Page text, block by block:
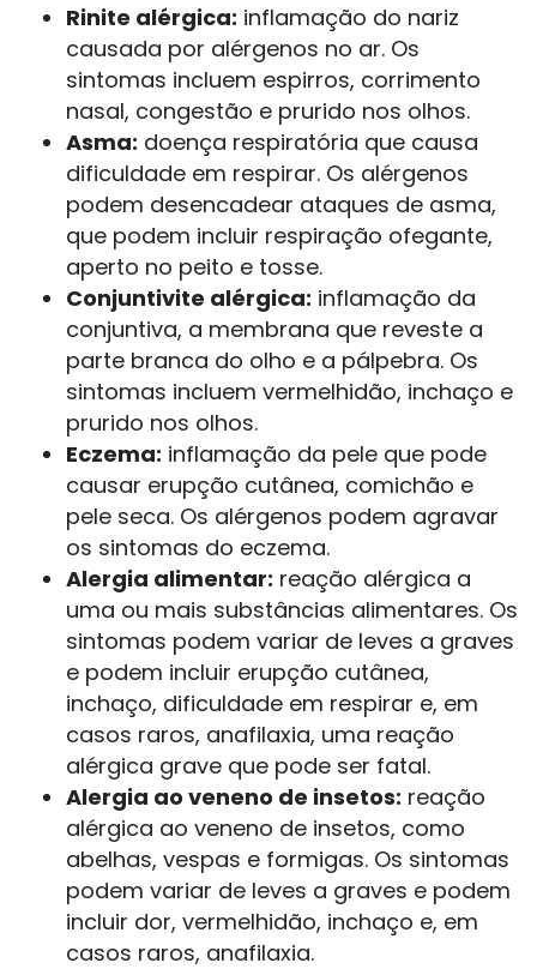
Rinite alérgica: inflamação do nariz
causada por alérgenos no ar. Os
sintomas incluem espirros, corrimento
nasal, congestão e prurido nos olhos.
Asma: doença respiratória que causa
dificuldade em respirar. Os alérgenos
podem desencadear ataques de asma,
que podem incluir respiração ofegante,
aperto no peito e tosse.
Conjuntivite alérgica: inflamação da
conjuntiva, a membrana que reveste a
parte branca do olho e a pálpebra. Os
sintomas incluem vermelhidão, inchaço e
prurido nos olhos.
Eczema: inflamação da pele que pode
causar erupção cutânea, comichão e
pele seca. Os alérgenos podem agravar
os sintomas do eczema.
Alergia alimentar: reação alérgica a
uma ou mais substâncias alimentares. Os
sintomas podem variar de leves a graves
e podem incluir erupção cutânea,
inchaço, dificuldade em respirar e, em
casos raros, anafilaxia, uma reação
alérgica grave que pode ser fatal.
Alergia ao veneno de insetos: reação
alérgica ao veneno de insetos, como
abelhas, vespas e formigas. Os sintomas
podem variar de leves a graves e podem
incluir dor, vermelhidão, inchaço e, em
casos raros, anafilaxia.